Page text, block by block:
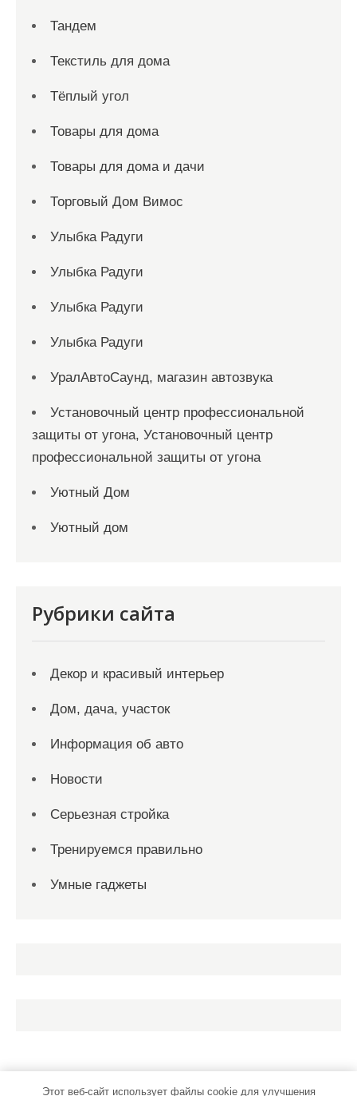
Тандем
Текстиль для дома
Тёплый угол
Товары для дома
Товары для дома и дачи
Торговый Дом Вимос
Улыбка Радуги
Улыбка Радуги
Улыбка Радуги
Улыбка Радуги
УралАвтоСаунд, магазин автозвука
Установочный центр профессиональной
защиты от угона, Установочный центр
профессиональной защиты от угона
Уютный Дом
Уютный дом
Рубрики сайта
Декор и красивый интерьер
Дом, дача, участок
Информация об авто
Новости
Серьезная стройка
Тренируемся правильно
Умные гаджеты
Этот веб-сайт использует файлы cookie для улучшения